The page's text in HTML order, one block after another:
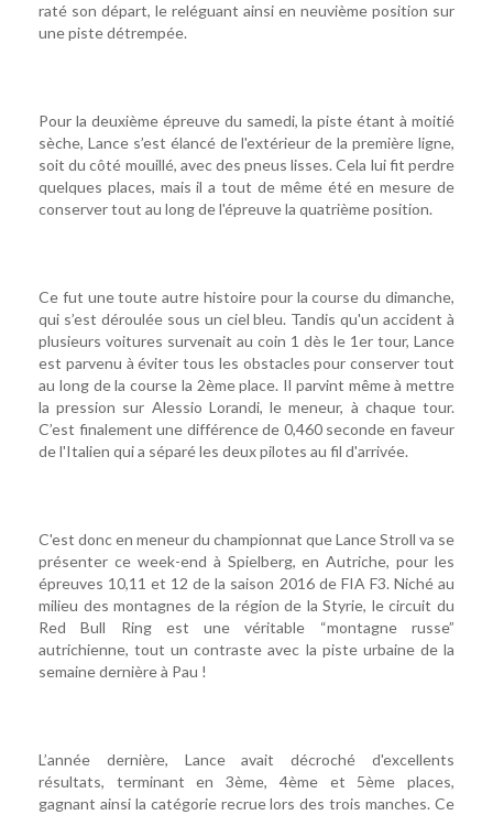
raté son départ, le reléguant ainsi en neuvième position sur
une piste détrempée.
Pour la deuxième épreuve du samedi, la piste étant à moitié
sèche, Lance s’est élancé de l'extérieur de la première ligne,
soit du côté mouillé, avec des pneus lisses. Cela lui fit perdre
quelques places, mais il a tout de même été en mesure de
conserver tout au long de l'épreuve la quatrième position.
Ce fut une toute autre histoire pour la course du dimanche,
qui s’est déroulée sous un ciel bleu. Tandis qu'un accident à
plusieurs voitures survenait au coin 1 dès le 1er tour, Lance
est parvenu à éviter tous les obstacles pour conserver tout
au long de la course la 2ème place. Il parvint même à mettre
la pression sur Alessio Lorandi, le meneur, à chaque tour.
C’est finalement une différence de 0,460 seconde en faveur
de l'Italien qui a séparé les deux pilotes au fil d'arrivée.
C'est donc en meneur du championnat que Lance Stroll va se
présenter ce week-end à Spielberg, en Autriche, pour les
épreuves 10,11 et 12 de la saison 2016 de FIA F3. Niché au
milieu des montagnes de la région de la Styrie, le circuit du
Red Bull Ring est une véritable “montagne russe”
autrichienne, tout un contraste avec la piste urbaine de la
semaine dernière à Pau !
L’année dernière, Lance avait décroché d'excellents
résultats, terminant en 3ème, 4ème et 5ème places,
gagnant ainsi la catégorie recrue lors des trois manches. Ce